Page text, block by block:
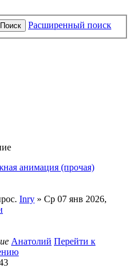
Поиск
Расширенный поиск
анимация (прочая)
Inry » Ср 07 янв 2026,
Анатолий Перейти к